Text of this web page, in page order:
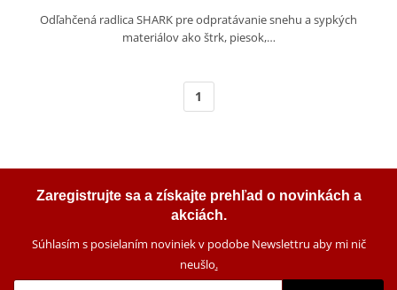
Odľahčená radlica SHARK pre odpratávanie snehu a sypkých
materiálov ako štrk, piesok,…
1
Zaregistrujte sa a získajte prehľad o novinkách a
akciách.
Súhlasím s posielaním noviniek v podobe Newslettru aby mi nič
neušlo.